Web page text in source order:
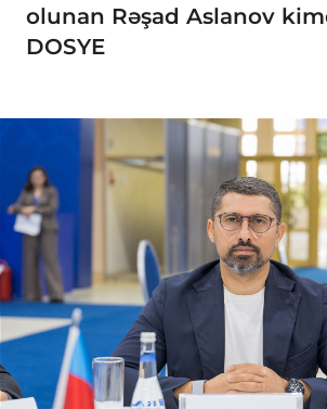
olunan Rəşad Aslanov
DOSYE